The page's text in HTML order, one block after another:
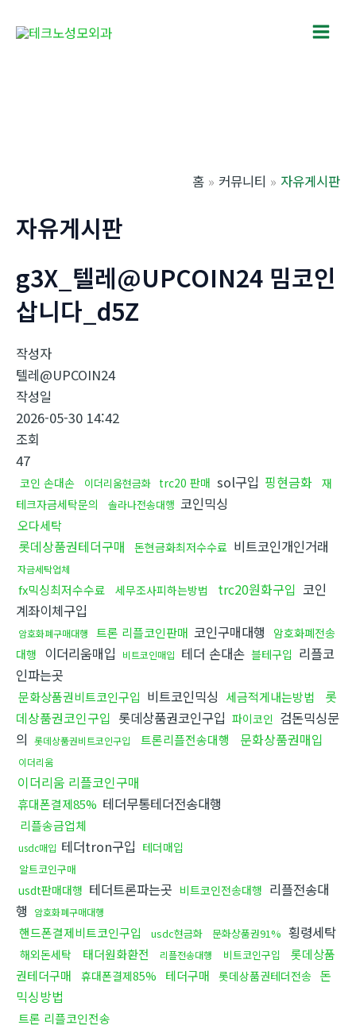
Main
홈 커뮤니티 자유게시판
자유게시판
g3X_텔레@UPCOIN24 밈코인
삽니다_d5Z
작성자
텔레@UPCOIN24
작성일
2026-05-30 14:42
조회
47
코인 손대손 이더리움현금화 trc20 판매 sol구입 핑현금화 재
테크자금세탁문의
솔라나전송대행 코인믹싱
오다세탁
롯데상품권테더구매 돈현금화최저수수료 비트코인개인거래
자금세탁업체
fx믹싱최저수수료 세무조사피하는방법 trc20원화구입 코인
계좌이체구입
암호화폐구매대행 트론 리플코인판매 코인구매대행
암호화폐전송
대행 이더리움매입 비트코인매입 테더 손대손 블테구입 리플코
인파는곳
문화상품권비트코인구입 비트코인믹싱 세금적게내는방법
롯
데상품권코인구입 롯데상품권코인구입 파이코인 검돈믹싱문
의 롯데상품권비트코인구입 트론리플전송대행 문화상품권매입
이더리움
이더리움 리플코인구매
휴대폰결제85% 테더무통테더전송대행
리플송금업체
usdc매입 테더tron구입 테더매입
알트코인구매
usdt판매대행 테더트론파는곳 비트코인전송대행 리플전송대
행
암호화폐구매대행
핸드폰결제비트코인구입 usdc현금화 문화상품권91% 횡령세탁
해외돈세탁 태더원화환전 리플전송대행 비트코인구입
롯데상품
권테더구매
휴대폰결제85% 테더구매 롯데상품권테더전송 돈
믹싱방법
트론 리플코인전송